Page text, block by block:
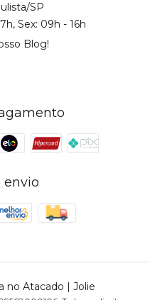
SP
Sex: 09h - 16h
Blog!
envio
no Atacado | Jolie